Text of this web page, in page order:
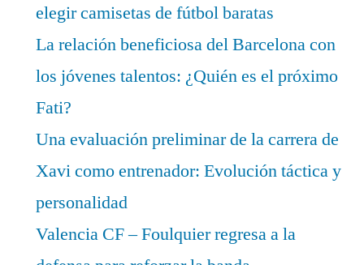
elegir camisetas de fútbol baratas
La relación beneficiosa del Barcelona con
los jóvenes talentos: ¿Quién es el próximo
Fati?
Una evaluación preliminar de la carrera de
Xavi como entrenador: Evolución táctica y
personalidad
Valencia CF – Foulquier regresa a la